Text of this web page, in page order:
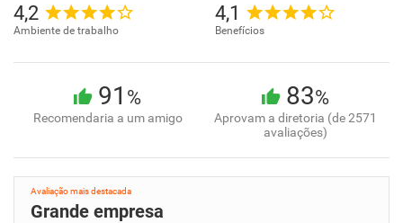
4,2
Ambiente de trabalho
4,1
Benefícios
91 %
Recomendaria a um amigo
83%
Aprovam a diretoria (de 2571
avaliações)
Avaliação mais destacada
Grande empresa